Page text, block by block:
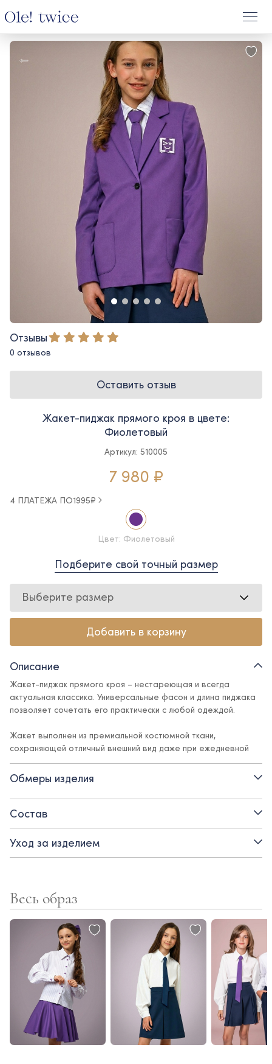
Отзывы
0 отзывов
Оставить отзыв
Жакет-пиджак прямого кроя в цвете:
Фиолетовый
Артикул: 510005
7 980 ₽
4 ПЛАТЕЖА ПО1995₽
Цвет: Фиолетовый
Подберите свой точный размер
Выберите размер
Добавить в корзину
Описание
Жакет-пиджак прямого кроя – нестареющая и всегда
актуальная классика. Универсальные фасон и длина пиджака
позволяет сочетать его практически с любой одеждой.
Жакет выполнен из премиальной костюмной ткани,
сохраняющей отличный внешний вид даже при ежедневной
носке.
- прямой силуэт
- накладные карманы
- застежка на прорезную петлю и пуговицу
Обмеры изделия
Состав
Уход за изделием
Весь образ